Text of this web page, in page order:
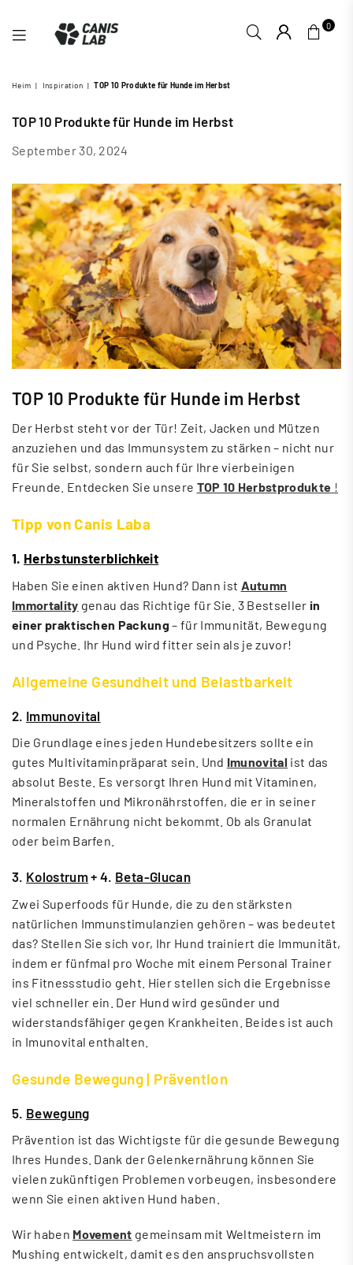
LAB
0
Heim | Inspiration | TOP 10 Produkte für Hunde im Herbst
TOP 10 Produkte für Hunde im Herbst
September 30, 2024
TOP 10 Produkte für Hunde im Herbst
Der Herbst steht vor der Tür! Zeit, Jacken und Mützen
anzuziehen und das Immunsystem zu stärken – nicht nur
für Sie selbst, sondern auch für Ihre vierbeinigen
Freunde. Entdecken Sie unsere TOP 10 Herbstprodukte !
Tipp von Canis Laba
1. Herbstunsterblichkeit
Haben Sie einen aktiven Hund? Dann ist Autumn
Immortality genau das Richtige für Sie. 3 Bestseller in
einer praktischen Packung– für Immunität, Bewegung
und Psyche. Ihr Hund wird fitter sein als je zuvor!
Allgemeine Gesundheit und Belastbarkeit
2. Immunovital
Die Grundlage eines jeden Hundebesitzers sollte ein
gutes Multivitaminpräparat sein. Und Imunovital ist das
absolut Beste. Es versorgt Ihren Hund mit Vitaminen,
Mineralstoffen und Mikronährstoffen, die er in seiner
normalen Ernährung nicht bekommt. Ob als Granulat
oder beim Barfen.
3. Kolostrum+ 4. Beta-Glucan
Zwei Superfoods für Hunde, die zu den stärksten
natürlichen Immunstimulanzien gehören – was bedeutet
das? Stellen Sie sich vor, Ihr Hund trainiert die Immunität,
indem er fünfmal pro Woche mit einem Personal Trainer
ins Fitnessstudio geht. Hier stellen sich die Ergebnisse
viel schneller ein. Der Hund wird gesünder und
widerstandsfähiger gegen Krankheiten. Beides ist auch
in Imunovital enthalten.
Gesunde Bewegung | Prävention
5. Bewegung
Prävention ist das Wichtigste für die gesunde Bewegung
Ihres Hundes. Dank der Gelenkernährung können Sie
vielen zukünftigen Problemen vorbeugen, insbesondere
wenn Sie einen aktiven Hund haben.
Wir haben Movement gemeinsam mit Weltmeistern im
Mushing entwickelt, damit es den anspruchsvollsten